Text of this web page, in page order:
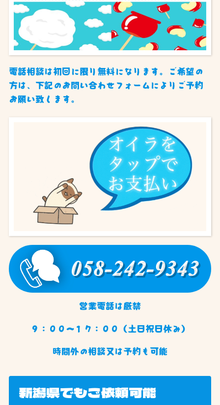
電話相談は初回に限り無料になります。ご希望の
方は、下記のお問い合わせフォームによりご予約
お願い致します。
営業電話は厳禁
９：００〜１７：００（土日祝日休み）
時間外の相談又は予約も可能
新潟県でもご依頼可能